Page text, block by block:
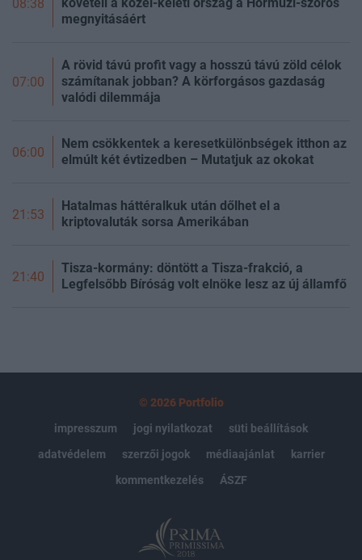
08:38
megnyitásáért
07:00
A rövid távú profit vagy a hosszú távú zöld célok
számítanak jobban? A körforgásos gazdaság
valódi dilemmája
06:00
Nem csökkentek a keresetkülönbségek itthon az
elmúlt két évtizedben – Mutatjuk az okokat
21:53
Hatalmas háttéralkuk után dőlhet el a
kriptovaluták sorsa Amerikában
21:40
Tisza-kormány: döntött a Tisza-frakció, a
Legfelsőbb Bíróság volt elnöke lesz az új államfő
© 2026 Portfolio
impresszum
jogi nyilatkozat
süti beállítások
adatvédelem
szerzői jogok médiaajánlat
karrier
kommentkezelés
ÁSZF